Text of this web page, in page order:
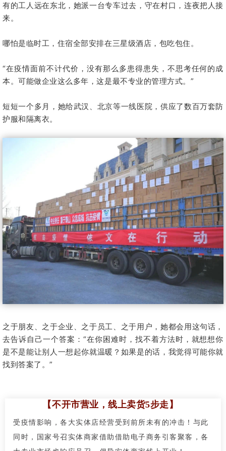
有的工人远在东北，她派一台专车过去，守在村口，连夜把人接
来。
哪怕是临时工，住宿全部安排在三星级酒店，包吃包住。
“在疫情面前不计代价，没有那么多患得患失，不思考任何的成
本。可能做企业这么多年，这是最不专业的管理方式。”
短短一个多月，她给武汉、北京等一线医院，供应了数百万套防
护服和隔离衣。
之于朋友、之于企业、之于员工、之于用户，她都会用这句话，
去告诉自己一个答案： “在你困难时，找不着方法时，就想想你
是不是能让别人一想起你就温暖？ 如果是的话，我觉得可能你就
找到答案了。”
【不开市营业，线上卖货5步走】
受疫情影响，各大实体店经营受到前所未有的冲击！与此
同时，国家号召实体商家借助借助电子商务引客聚客，各